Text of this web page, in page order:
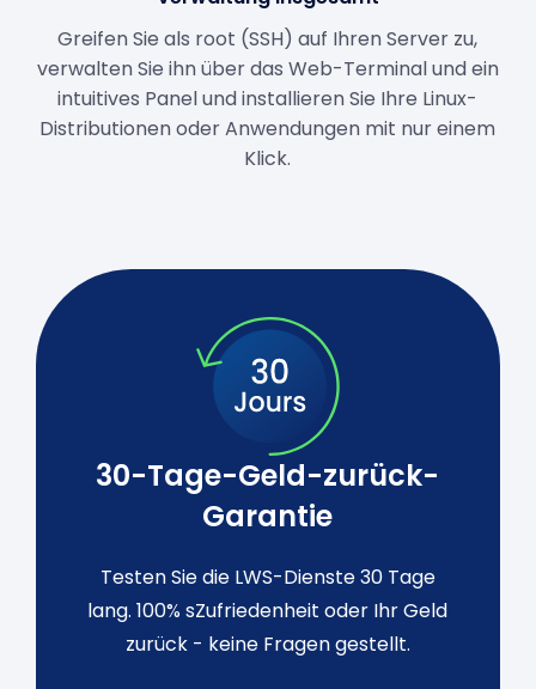
Greifen Sie als root (SSH) auf Ihren Server zu,
verwalten Sie ihn über das Web-Terminal und ein
intuitives Panel und installieren Sie Ihre Linux-
Distributionen oder Anwendungen mit nur einem
Klick.
30-Tage-Geld-zurück-
Garantie
Testen Sie die LWS-Dienste 30 Tage
lang. 100% sZufriedenheit oder Ihr Geld
zurück - keine Fragen gestellt.